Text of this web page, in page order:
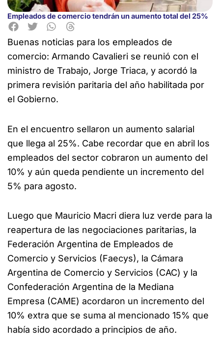
Empleados de comercio tendrán un aumento total del 25%
Buenas noticias para los empleados de
comercio: Armando Cavalieri se reunió con el
ministro de Trabajo, Jorge Triaca, y acordó la
primera revisión paritaria del año habilitada por
el Gobierno.
En el encuentro sellaron un aumento salarial
que llega al 25%. Cabe recordar que en abril los
empleados del sector cobraron un aumento del
10% y aún queda pendiente un incremento del
5% para agosto.
Luego que Mauricio Macri diera luz verde para la
reapertura de las negociaciones paritarias, la
Federación Argentina de Empleados de
Comercio y Servicios (Faecys), la Cámara
Argentina de Comercio y Servicios (CAC) y la
Confederación Argentina de la Mediana
Empresa (CAME) acordaron un incremento del
10% extra que se suma al mencionado 15% que
había sido acordado a principios de año.